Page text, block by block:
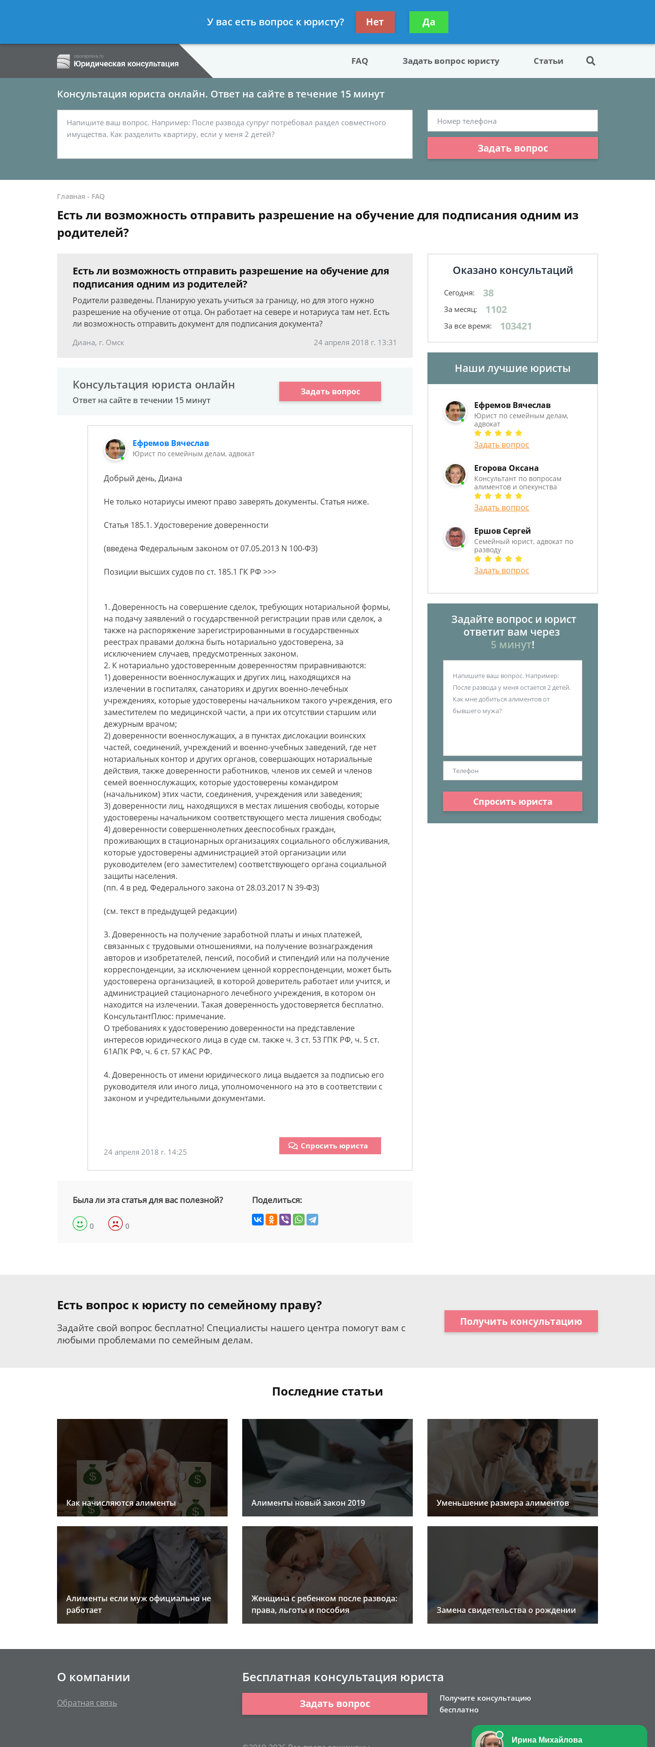
- Семейный юрист, адвокат по разводу
Получите консультацию
бесплатно
FAQ Задать вопрос юристу Статьи
Консультация юриста онлайн. Ответ на сайте в течение 15 минут
Задать вопрос
Главная - FAQ
Есть ли возможность отправить разрешение на обучение для подписания одним из
родителей?
Есть ли возможность отправить разрешение на обучение для
подписания одним из родителей?
Родители разведены. Планирую уехать учиться за границу, но для этого нужно
разрешение на обучение от отца. Он работает на севере и нотариуса там нет. Есть
ли возможность отправить документ для подписания документа?
Диана, г. Омск 24 апреля 2018 г. 13:31
Консультация юриста онлайн
Ответ на сайте в течении 15 минут
Задать вопрос
Ефремов Вячеслав
Юрист по семейным делам, адвокат
Добрый день, Диана
Не только нотариусы имеют право заверять документы. Статья ниже.
Статья 185.1. Удостоверение доверенности
(введена Федеральным законом от 07.05.2013 N 100-ФЗ)
Позиции высших судов по ст. 185.1 ГК РФ >>>
1. Доверенность на совершение сделок, требующих нотариальной формы,
на подачу заявлений о государственной регистрации прав или сделок, а
также на распоряжение зарегистрированными в государственных
реестрах правами должна быть нотариально удостоверена, за
исключением случаев, предусмотренных законом.
2. К нотариально удостоверенным доверенностям приравниваются:
1) доверенности военнослужащих и других лиц, находящихся на
излечении в госпиталях, санаториях и других военно-лечебных
учреждениях, которые удостоверены начальником такого учреждения, его
заместителем по медицинской части, а при их отсутствии старшим или
дежурным врачом;
2) доверенности военнослужащих, а в пунктах дислокации воинских
частей, соединений, учреждений и военно-учебных заведений, где нет
нотариальных контор и других органов, совершающих нотариальные
действия, также доверенности работников, членов их семей и членов
семей военнослужащих, которые удостоверены командиром
(начальником) этих части, соединения, учреждения или заведения;
3) доверенности лиц, находящихся в местах лишения свободы, которые
удостоверены начальником соответствующего места лишения свободы;
4) доверенности совершеннолетних дееспособных граждан,
проживающих в стационарных организациях социального обслуживания,
которые удостоверены администрацией этой организации или
руководителем (его заместителем) соответствующего органа социальной
защиты населения.
(пп. 4 в ред. Федерального закона от 28.03.2017 N 39-ФЗ)
(см. текст в предыдущей редакции)
3. Доверенность на получение заработной платы и иных платежей,
связанных с трудовыми отношениями, на получение вознаграждения
авторов и изобретателей, пенсий, пособий и стипендий или на получение
корреспонденции, за исключением ценной корреспонденции, может быть
удостоверена организацией, в которой доверитель работает или учится, и
администрацией стационарного лечебного учреждения, в котором он
находится на излечении. Такая доверенность удостоверяется бесплатно.
КонсультантПлюс: примечание.
О требованиях к удостоверению доверенности на представление
интересов юридического лица в суде см. также ч. 3 ст. 53 ГПК РФ, ч. 5 ст.
61АПК РФ, ч. 6 ст. 57 КАС РФ.
4. Доверенность от имени юридического лица выдается за подписью его
руководителя или иного лица, уполномоченного на это в соответствии с
законом и учредительными документами.
24 апреля 2018 г. 14:25
Спросить юриста
Была ли эта статья для вас полезной?
0 0
Поделиться:
Оказано консультаций
Сегодня: 38
За месяц: 1102
За все время: 103421
Наши лучшие юристы
Ефремов Вячеслав
Юрист по семейным делам,
адвокат
Задать вопрос
Егорова Оксана
Консультант по вопросам
алиментов и опекунства
Задать вопрос
Ершов Сергей
Семейный юрист, адвокат по
разводу
Задать вопрос
Задайте вопрос и юрист
ответит вам через
5 минут!
Спросить юриста
Есть вопрос к юристу по семейному праву?
Задайте свой вопрос бесплатно! Специалисты нашего центра помогут вам с
любыми проблемами по семейным делам.
Получить консультацию
Последние статьи
Как начисляются алименты Алименты новый закон 2019 Уменьшение размера алиментов
Алименты если муж официально не
работает
Женщина с ребенком после развода:
права, льготы и пособия
Замена свидетельства о рождении
О компании
Обратная связь
Бесплатная консультация юриста
Задать вопрос
Получите консультацию
бесплатно
У вас есть вопрос к юристу? Нет Да